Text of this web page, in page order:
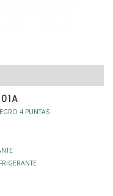
4 PUNTAS